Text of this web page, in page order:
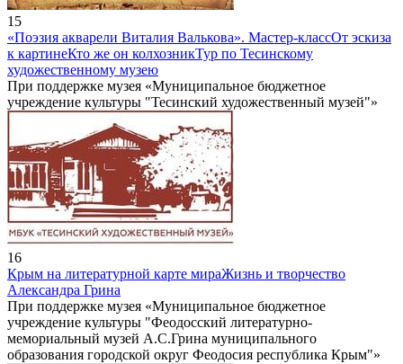
15
«Поэзия акварели Виталия Валькова». Мастер-классОт эскиза
к картинеКто же он колхозникТур по Тесинскому
художественному музею
При поддержке музея «Муниципальное бюджетное
учреждение культуры "Тесинский художественный музей"»
16
Крым на литературной карте мираЖизнь и творчество
Александра Грина
При поддержке музея «Муниципальное бюджетное
учреждение культуры "Феодосский литературно-
мемориальный музей А.С.Грина муниципального
образования городской округ Феодосия республика Крым"»